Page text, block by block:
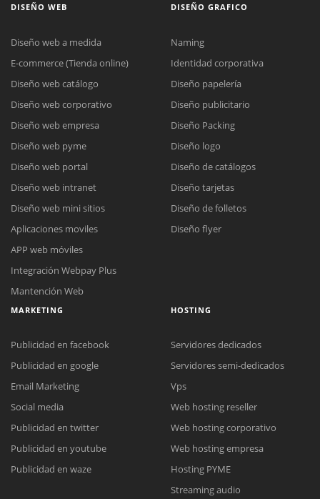
Reunión online
Meet para la reunión online.
Cotización
Chat Online
Todos nuestros ejecutivos están fuera de línea. Complete el formulario
DISEÑO WEB
Diseño web a medida
E-commerce (Tienda online)
Diseño web catálogo
Diseño web corporativo
Diseño web empresa
Diseño web pyme
Diseño web portal
Diseño web intranet
Diseño web mini sitios
Aplicaciones moviles
APP web móviles
Integración Webpay Plus
Mantención Web
DISEÑO GRAFICO
Naming
Identidad corporativa
Diseño papelería
Diseño publicitario
Diseño Packing
Diseño logo
Diseño de catálogos
Diseño tarjetas
Diseño de folletos
Diseño flyer
MARKETING
Publicidad en facebook
Publicidad en google
Email Marketing
Social media
Publicidad en twitter
Publicidad en youtube
Publicidad en waze
HOSTING
Servidores dedicados
Servidores semi-dedicados
Vps
Web hosting reseller
Web hosting corporativo
Web hosting empresa
Hosting PYME
Streaming audio